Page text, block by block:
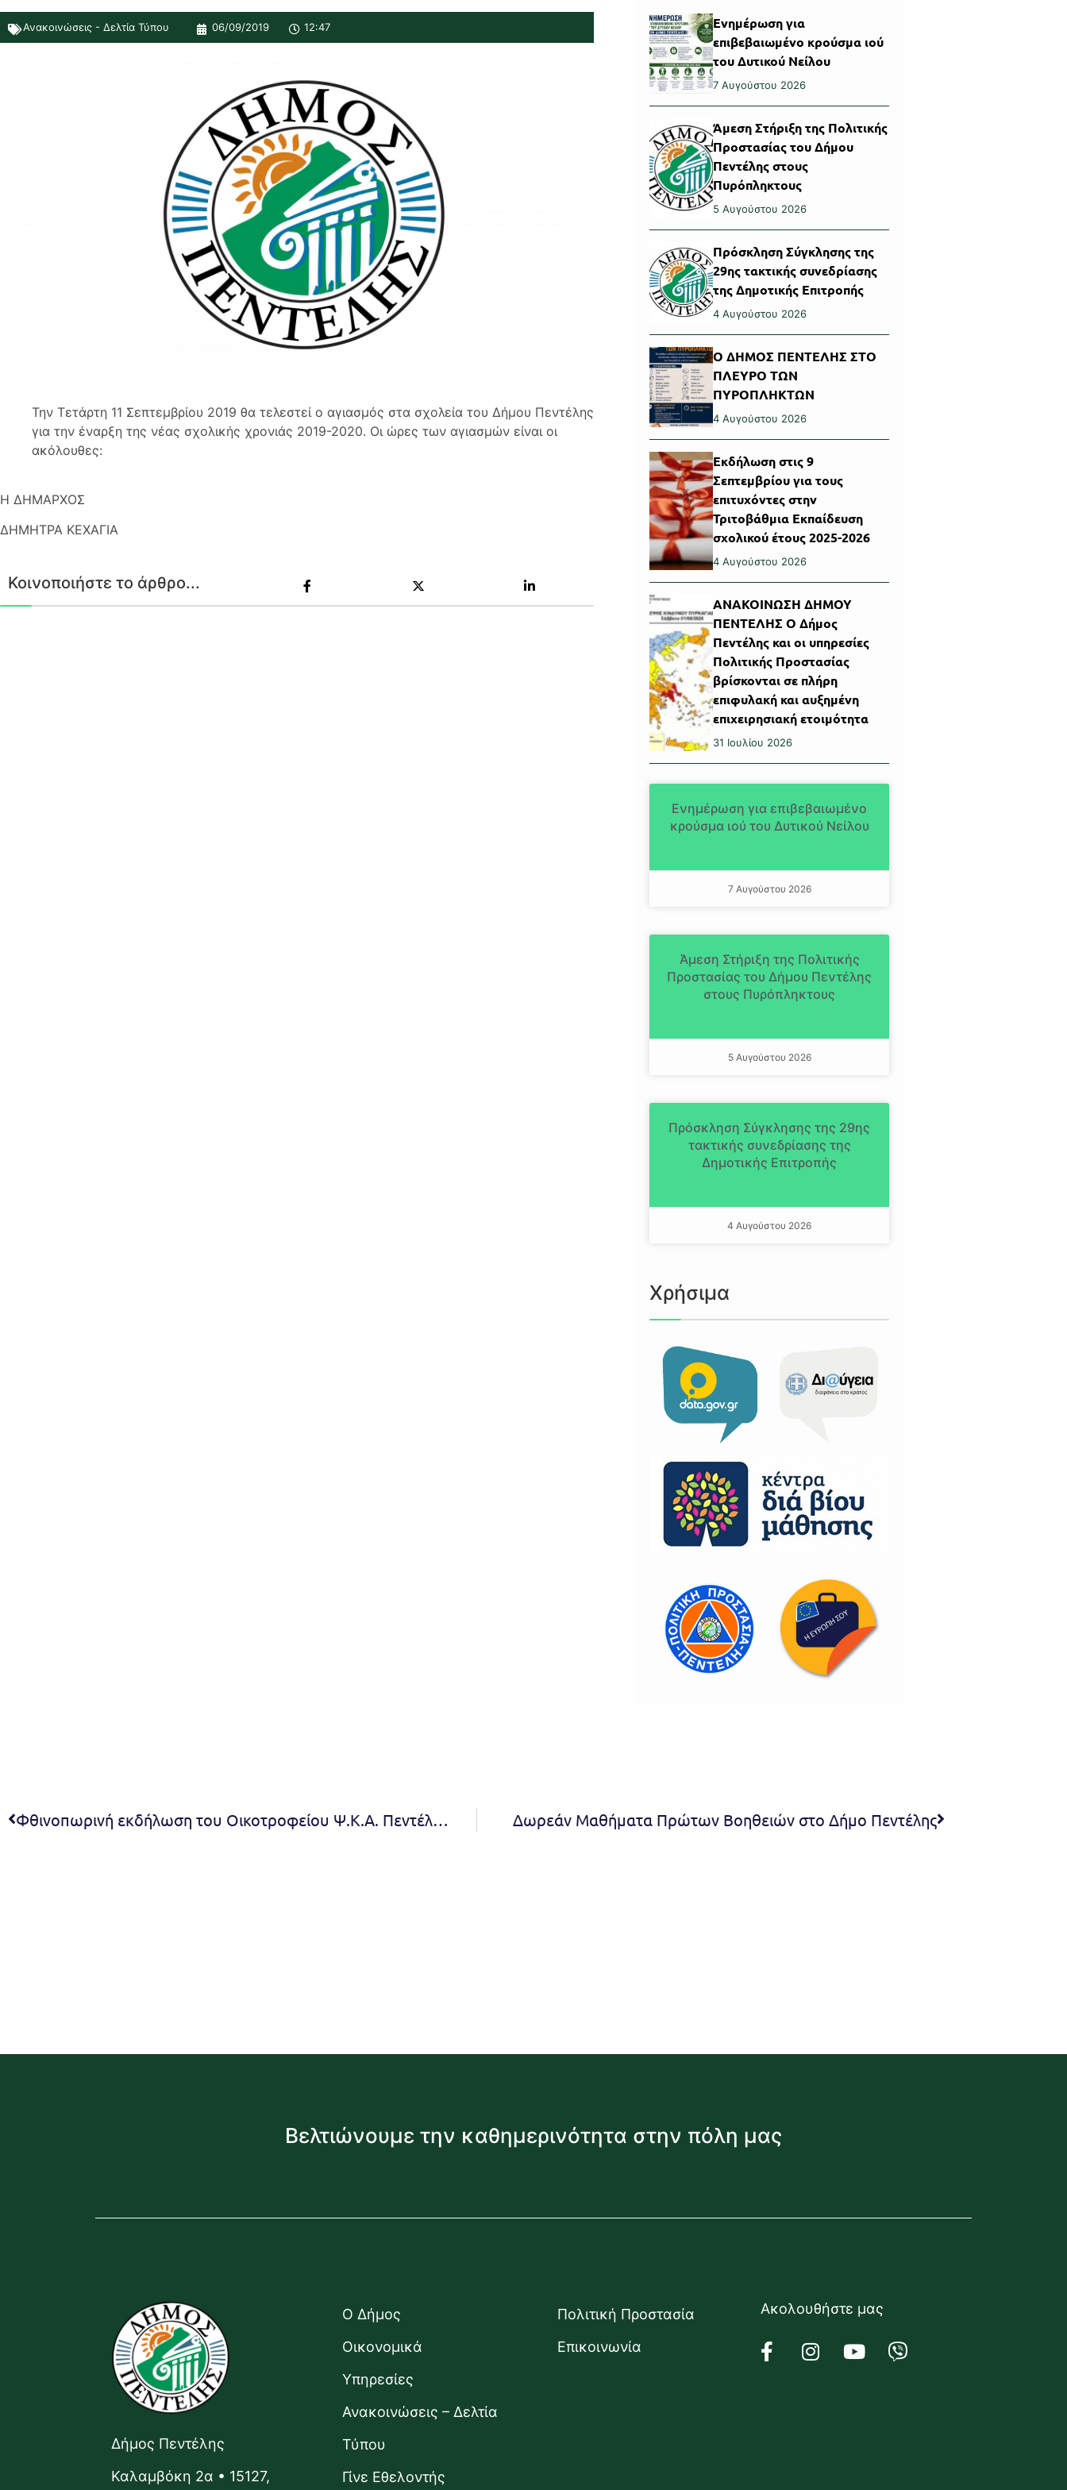
Ανακοινώσεις - Δελτία Τύπου 06/09/2019 12:47
Την Τετάρτη 11 Σεπτεμβρίου 2019 θα τελεστεί ο αγιασμός στα σχολεία του Δήμου Πεντέλης
για την έναρξη της νέας σχολικής χρονιάς 2019-2020. Οι ώρες των αγιασμών είναι οι
ακόλουθες:
Η ΔΗΜΑΡΧΟΣ
ΔΗΜΗΤΡΑ ΚΕΧΑΓΙΑ
Κοινοποιήστε το άρθρο...
Ενημέρωση για
επιβεβαιωμένο κρούσμα ιού
του Δυτικού Νείλου
7 Αυγούστου 2026
Άμεση Στήριξη της Πολιτικής
Προστασίας του Δήμου
Πεντέλης στους
Πυρόπληκτους
5 Αυγούστου 2026
Πρόσκληση Σύγκλησης της
29ης τακτικής συνεδρίασης
της Δημοτικής Επιτροπής
4 Αυγούστου 2026
Ο ΔΗΜΟΣ ΠΕΝΤΕΛΗΣ ΣΤΟ
ΠΛΕΥΡΟ ΤΩΝ
ΠΥΡΟΠΛΗΚΤΩΝ
4 Αυγούστου 2026
Εκδήλωση στις 9
Σεπτεμβρίου για τους
επιτυχόντες στην
Τριτοβάθμια Εκπαίδευση
σχολικού έτους 2025-2026
4 Αυγούστου 2026
ΑΝΑΚΟΙΝΩΣΗ ΔΗΜΟΥ
ΠΕΝΤΕΛΗΣ Ο Δήμος
Πεντέλης και οι υπηρεσίες
Πολιτικής Προστασίας
βρίσκονται σε πλήρη
επιφυλακή και αυξημένη
επιχειρησιακή ετοιμότητα
31 Ιουλίου 2026
Ενημέρωση για επιβεβαιωμένο
κρούσμα ιού του Δυτικού Νείλου
7 Αυγούστου 2026
Άμεση Στήριξη της Πολιτικής
Προστασίας του Δήμου Πεντέλης
στους Πυρόπληκτους
5 Αυγούστου 2026
Πρόσκληση Σύγκλησης της 29ης
τακτικής συνεδρίασης της
Δημοτικής Επιτροπής
4 Αυγούστου 2026
Χρήσιμα
Φθινοπωρινή εκδήλωση του Οικοτροφείου Ψ.Κ.Α. Πεντέλης (ΕΠΑΨΥ) Δωρεάν Μαθήματα Πρώτων Βοηθειών στο Δήμο Πεντέλης
Βελτιώνουμε την καθημερινότητα στην πόλη μας
Δήμος Πεντέλης
Καλαμβόκη 2α • 15127,
Ο Δήμος
Οικονομικά
Υπηρεσίες
Ανακοινώσεις – Δελτία
Τύπου
Γίνε Εθελοντής
Πολιτική Προστασία
Επικοινωνία
Ακολουθήστε μας